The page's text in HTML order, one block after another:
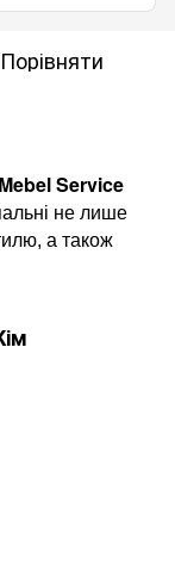
Порівняти
Mebel Service
не лише
а також